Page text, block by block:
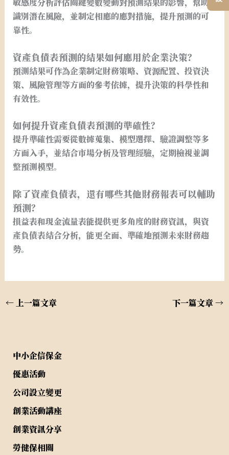
識別潛在風險，並制定相應的應對措施，提升預測的可
靠性。
資產負債表預測的結果如何應用於企業決策？
預測結果可作為企業制定財務策略、資源配置、投資決
策、風險管理等方面的參考依據，提升決策的科學性和
有效性。
如何提升資產負債表預測的準確性？
提升準確性需要從數據蒐集、模型選擇、驗證調整等多
方面入手，並結合市場分析及管理經驗，定期檢視並調
整預測模型。
除了資產負債表，還有哪些其他財務報表可以輔助
預測？
損益表和現金流量表能提供更多角度的財務資訊，與資
產負債表結合分析，能更全面、準確地預測未來財務趨
勢。
←上一篇文章 下一篇文章→
中小企信保金
優惠活動
公司設立變更
創業活動講座
創業資訊分享
勞健保相關